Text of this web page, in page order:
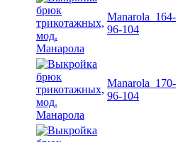
Manarola_164-
96-104
Manarola_170-
96-104